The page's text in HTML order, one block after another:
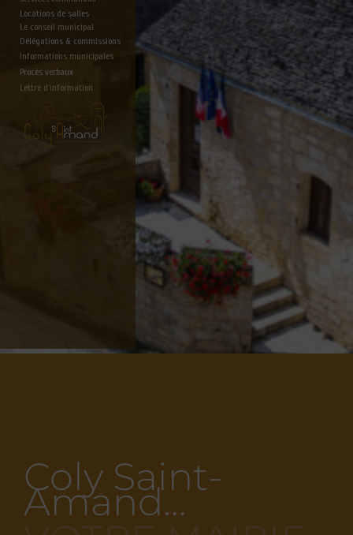
Locations de salles
Le conseil municipal
Délégations & commissions
Informations municipales
Lettre d'information
Procès verbaux
Coly Saint-
Amand…